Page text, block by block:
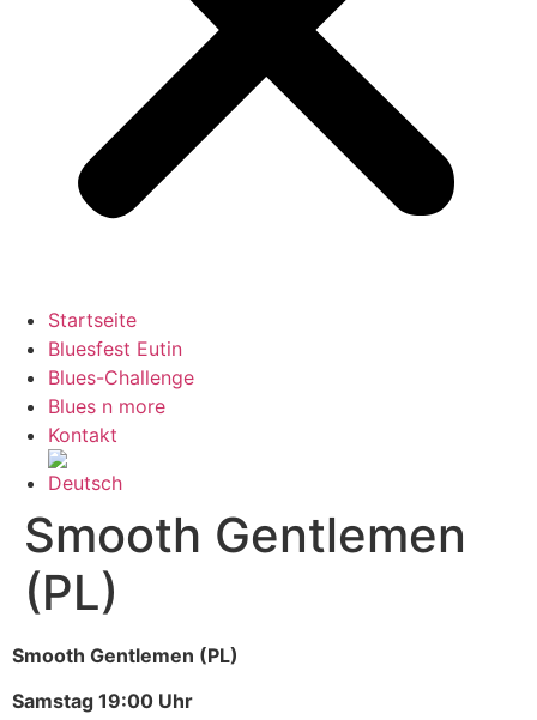
Startseite
Bluesfest Eutin
Blues-Challenge
Blues n more
Kontakt
Smooth Gentlemen
(PL)
Smooth Gentlemen (PL)
Samstag 19:00 Uhr